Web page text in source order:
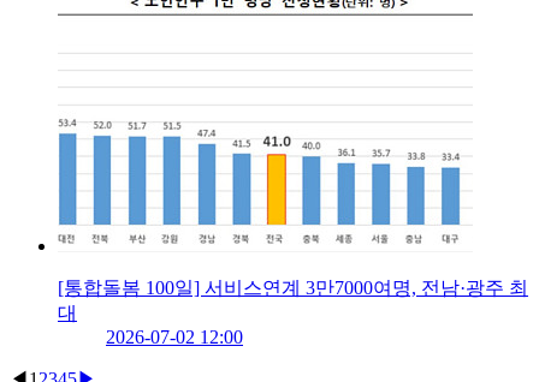
[통합돌봄 100일] 서비스연계 3만7000여명, 전남·광주 최
대
2026-07-02 12:00